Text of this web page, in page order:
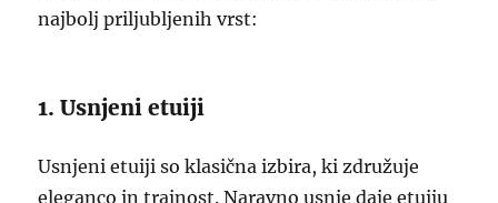
najbolj priljubljenih vrst:
1. Usnjeni etuiji
Usnjeni etuiji so klasična izbira, ki združuje
eleganco in trajnost. Naravno usnje daje etuiju